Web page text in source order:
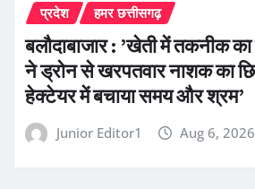
प्रदेश हमर छत्तीसगढ़
बलौदाबाजार : ’खेती में तकनीक
ने ड्रोन से खरपतवार नाशक का
हेक्टेयर में बचाया समय और श्रम’
Junior Editor1 Aug 6, 2026